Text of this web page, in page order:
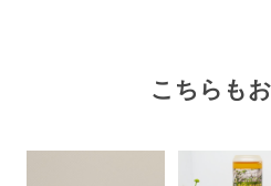
こちらも